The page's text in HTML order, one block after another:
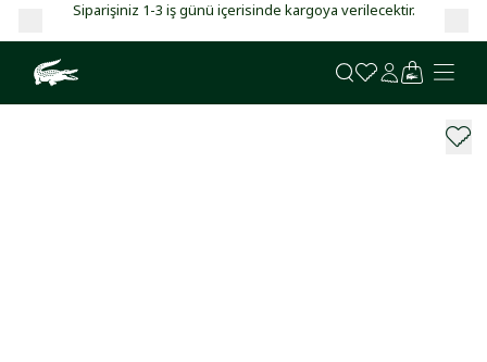
Siparişiniz 1-3 iş günü içerisinde kargoya verilecektir.